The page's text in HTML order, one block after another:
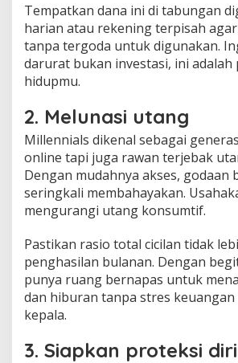
Tempatkan dana ini di tabungan
harian atau rekening terpisah
tanpa tergoda untuk digunakan.
darurat bukan investasi, ini adalah
hidupmu.
2. Melunasi utang
Millennials dikenal sebagai
online tapi juga rawan terjebak
Dengan mudahnya akses, godaan
seringkali membahayakan.
mengurangi utang konsumtif.
Pastikan rasio total cicilan tidak
penghasilan bulanan. Dengan
punya ruang bernapas untuk
dan hiburan tanpa stres
kepala.
3. Siapkan proteksi diri